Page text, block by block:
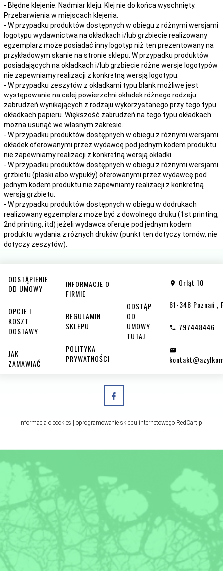
- Błędne klejenie. Nadmiar kleju. Klej nie do końca wyschnięty.
Przebarwienia w miejscach klejenia.
- W przypadku produktów dostępnych w obiegu z różnymi wersjami
logotypu wydawnictwa na okładkach i/lub grzbiecie realizowany
egzemplarz może posiadać inny logotyp niż ten prezentowany na
przykładowym skanie na stronie sklepu. W przypadku produktów
posiadających na okładkach i/lub grzbiecie różne wersje logotypów
nie zapewniamy realizacji z konkretną wersją logotypu.
- W przypadku zeszytów z okładkami typu blank możliwe jest
występowanie na całej powierzchni okładek różnego rodzaju
zabrudzeń wynikających z rodzaju wykorzystanego przy tego typu
okładkach papieru. Większość zabrudzeń na tego typu okładkach
można usunąć we własnym zakresie.
- W przypadku produktów dostępnych w obiegu z różnymi wersjami
okładek oferowanymi przez wydawcę pod jednym kodem produktu
nie zapewniamy realizacji z konkretną wersją okładki.
- W przypadku produktów dostępnych w obiegu z różnymi wersjami
grzbietu (płaski albo wypukły) oferowanymi przez wydawcę pod
jednym kodem produktu nie zapewniamy realizacji z konkretną
wersją grzbietu.
- W przypadku produktów dostępnych w obiegu w dodrukach
realizowany egzemplarz może być z dowolnego druku (1st printing,
2nd printing, itd) jeżeli wydawca oferuje pod jednym kodem
produktu wydania z różnych druków (punkt ten dotyczy tomów, nie
dotyczy zeszytów).
ODSTĄPIENIE
OD UMOWY
OPCJE I
KOSZT
DOSTAWY
JAK
ZAMAWIAĆ
INFORMACJE O
FIRMIE
REGULAMIN
SKLEPU
POLITYKA
PRYWATNOŚCI
ODSTĄP
OD
UMOWY
TUTAJ
Orląt 10
61-348 Poznań
797448446
Informacja o cookies | oprogramowanie sklepu internetowego RedCart.pl